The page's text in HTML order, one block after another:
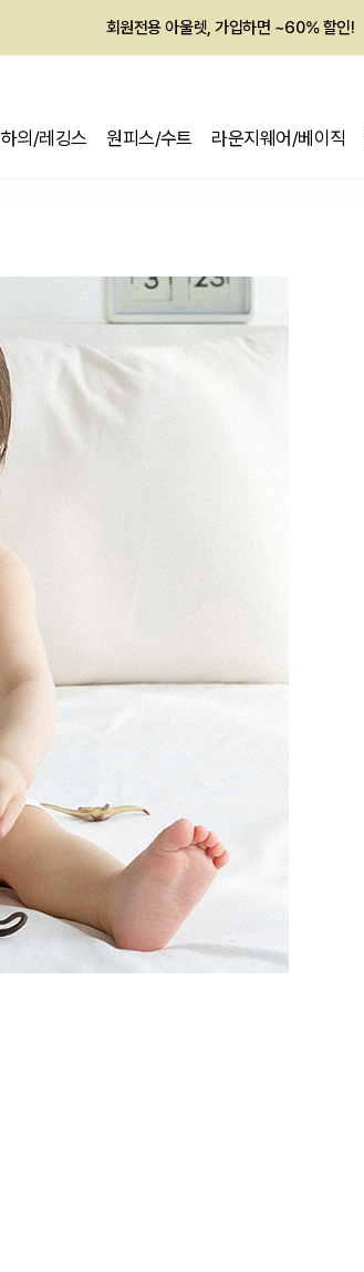
회원전용 아울렛, 가입하면 ~60% 할인!
하의/레깅스 원피스/수트 라운지웨어/베이직